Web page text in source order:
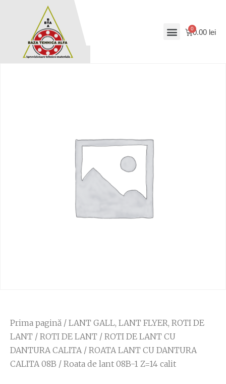
0.00 lei
Prima pagină / LANT GALL, LANT FLYER, ROTI DE
LANT / ROTI DE LANT / ROTI DE LANT CU
DANTURA CALITA/ ROATA LANT CU DANTURA
CALITA 08B / Roata de lant 08B-1 Z=14 calit